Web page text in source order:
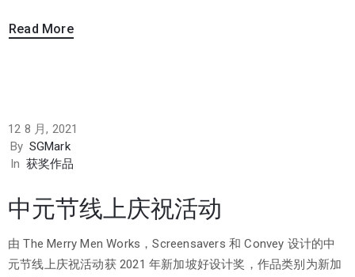
Read More
12 8 月, 2021
By SGMark
In 获奖作品
中元节线上庆祝活动
由 The Merry Men Works，Screensavers 和 Convey 设计的中
元节线上庆祝活动获 2021 年新加坡好设计奖，作品类别为新加